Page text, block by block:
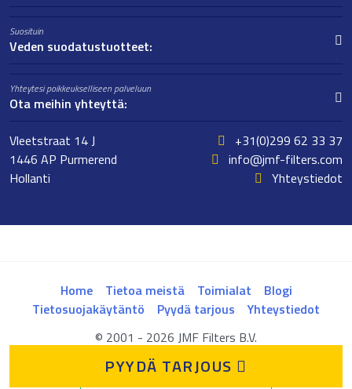
PYYDÄ TARJOUS
Suosituin
Veden suodatustuotteet:
Yhteytesi poikkeukselliseen palveluun
Ota meihin yhteyttä:
Vleetstraat 14 J
1446 AP Purmerend
Hollanti
+31(0)299 62 33 37
info@jmf-filters.com
Yhteystiedot
Home Tietoa meistä Toimialat
Blogi
Tietosuojakäytäntö
Pyydä tarjous
Yhteystiedot
© 2001 - 2026 JMF Filters B.V.